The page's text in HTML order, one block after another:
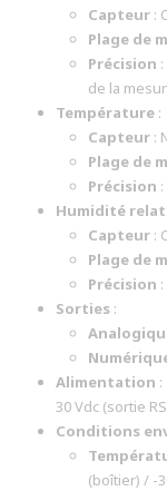
Capteur :
Plage de
Précision
de la
Température:
Capteur :
Plage de
Précision
Humidité
Capteur :
Plage de
Précision
Sorties:
Alimentation
30 Vdc (sortie
Conditions
(boîtier) / -